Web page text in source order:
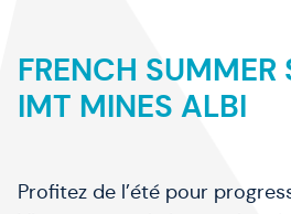
FRENCH
IMT MINES ALBI
Profitez de l’été pour